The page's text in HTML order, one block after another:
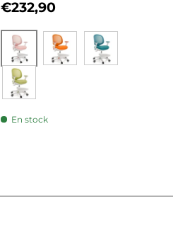
Prix habituel
€232,90
Rose OrangeBleu
Vert
En stock